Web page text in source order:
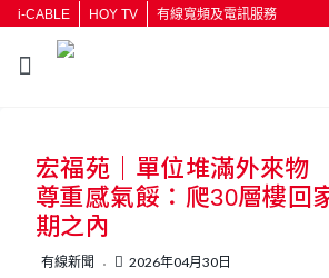
i-CABLE HOY TV 有線寬頻及電訊服務
按輸入鍵開始搜尋
宏福苑｜單位堆滿外來
尊重感氣餒：爬30層樓回
期之內
有線新聞 2026年04月30日